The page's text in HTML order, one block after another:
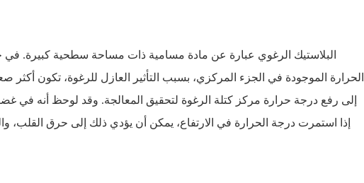
البلاستيك الرغوي عبارة عن مادة مسامية ذات مساحة سطحية كبيرة. في
الحرارة الموجودة في الجزء المركزي، بسبب التأثير العازل للرغوة، تكون أكثر